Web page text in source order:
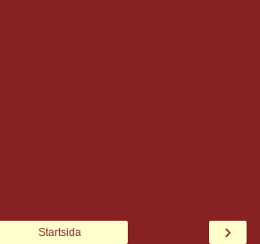
›
Startsida